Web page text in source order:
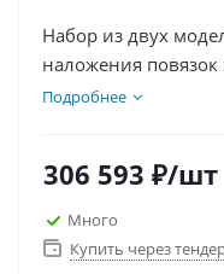
Набор из двух
наложения
конечности
Подробнее
306 593 ₽/шт
Много
Купить через